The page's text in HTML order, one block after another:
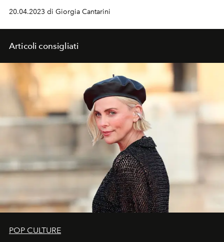
20.04.2023 di Giorgia Cantarini
Articoli consigliati
POP CULTURE